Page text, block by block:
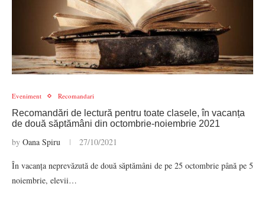
Eveniment Recomandari
Recomandări de lectură pentru toate clasele, în vacanța
de două săptămâni din octombrie-noiembrie 2021
by Oana Spiru 27/10/2021
În vacanța neprevăzută de două săptămâni de pe 25 octombrie până pe 5
noiembrie, elevii…